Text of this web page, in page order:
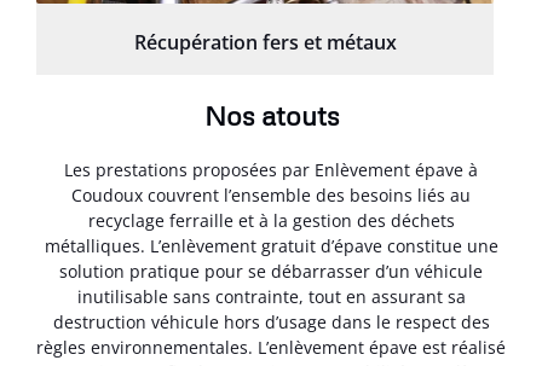
Récupération fers et métaux
Nos atouts
Les prestations proposées par Enlèvement épave à
Coudoux couvrent l’ensemble des besoins liés au
recyclage ferraille et à la gestion des déchets
métalliques. L’enlèvement gratuit d’épave constitue une
solution pratique pour se débarrasser d’un véhicule
inutilisable sans contrainte, tout en assurant sa
destruction véhicule hors d’usage dans le respect des
règles environnementales. L’enlèvement épave est réalisé